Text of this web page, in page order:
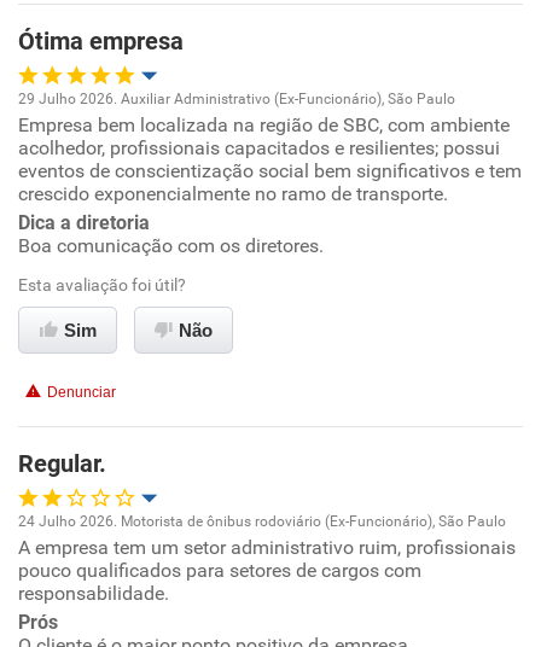
Ótima empresa
Oportunidade de promoção
Ambiente de trabalho
Conciliação com a vida familiar
Benefícios
29 Julho 2026. Auxiliar Administrativo (Ex-Funcionário), São Paulo
Empresa bem localizada na região de SBC, com ambiente
acolhedor, profissionais capacitados e resilientes; possui
eventos de conscientização social bem significativos e tem
crescido exponencialmente no ramo de transporte.
Dica a diretoria
Boa comunicação com os diretores.
Esta avaliação foi útil?
Sim Não
Denunciar
Regular.
Oportunidade de promoção
Ambiente de trabalho
24 Julho 2026. Motorista de ônibus rodoviário (Ex-Funcionário), São Paulo
A empresa tem um setor administrativo ruim, profissionais
pouco qualificados para setores de cargos com
responsabilidade.
Prós